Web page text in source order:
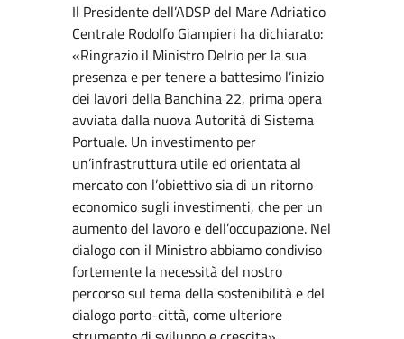
Il Presidente dell’ADSP del Mare Adriatico
Centrale Rodolfo Giampieri ha dichiarato:
«Ringrazio il Ministro Delrio per la sua
presenza e per tenere a battesimo l’inizio
dei lavori della Banchina 22, prima opera
avviata dalla nuova Autorità di Sistema
Portuale. Un investimento per
un’infrastruttura utile ed orientata al
mercato con l’obiettivo sia di un ritorno
economico sugli investimenti, che per un
aumento del lavoro e dell’occupazione. Nel
dialogo con il Ministro abbiamo condiviso
fortemente la necessità del nostro
percorso sul tema della sostenibilità e del
dialogo porto-città, come ulteriore